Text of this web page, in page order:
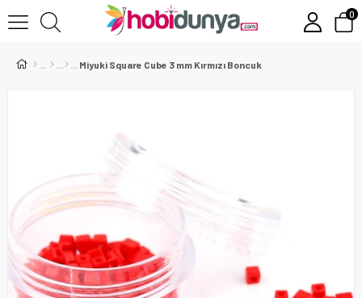
0
Miyuki Square Cube 3 mm Kırmızı Boncuk